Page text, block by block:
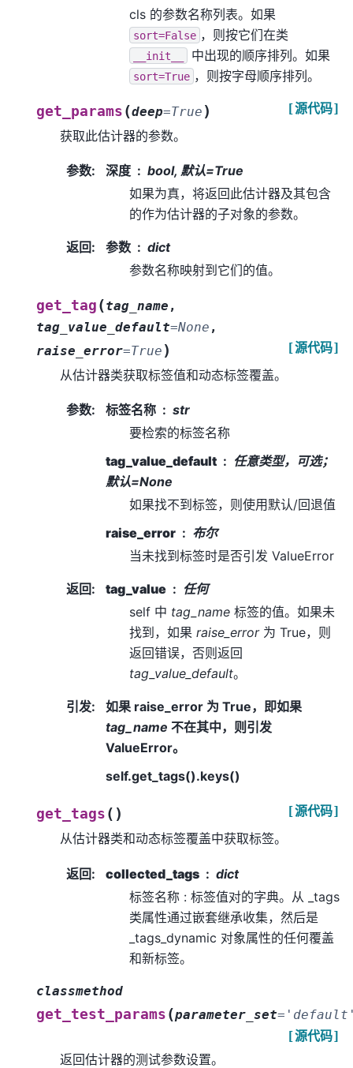
cls 的参数名称列表。如果
sort=False ，则按它们在类
__init__ 中出现的顺序排列。如果
sort=True ，则按字母顺序排列。
get_params (deep=True ) [源代码]
获取此估计器的参数。
参数: 深度
bool, 默认=True
如果为真，将返回此估计器及其包含
的作为估计器的子对象的参数。
返回: 参数
dict
参数名称映射到它们的值。
get_tag (tag_name ,
tag_value_default=None ,
raise_error=True ) [源代码]
从估计器类获取标签值和动态标签覆盖。
参数: 标签名称
str
要检索的标签名称
tag_value_default
任意类型，可选；
默认=None
如果找不到标签，则使用默认/回退值
raise_error
布尔
当未找到标签时是否引发 ValueError
返回: tag_value
任何
self 中 tag_name 标签的值。如果未
找到，如果 raise_error为 True，则
返回错误，否则返回
tag_value_default。
引发:
如果 raise_error 为 True，即如果
tag_name 不在其中，则引发
ValueError。
self.get_tags().keys()
get_tags ( ) [源代码]
从估计器类和动态标签覆盖中获取标签。
返回: collected_tags
dict
标签名称 : 标签值对的字典。从 _tags
类属性通过嵌套继承收集，然后是
_tags_dynamic 对象属性的任何覆盖
和新标签。
classmethod
get_test_params (parameter_set=
[源代码]
返回估计器的测试参数设置。